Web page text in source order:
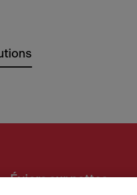
Éviers sur pattes